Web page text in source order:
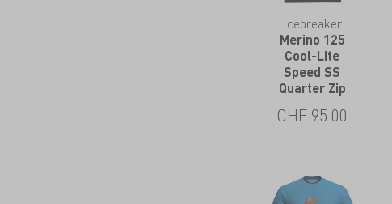
Icebreaker
Merino 125
Cool-Lite
Speed SS
Quarter Zip
CHF 95.00